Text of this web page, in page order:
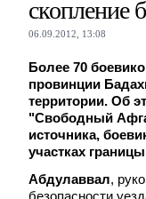
скопление
06.09.2012, 13:08
Более 70
провинции
территории. Об
"Свободный
источника,
участках
Абдулаввал,
безопасности